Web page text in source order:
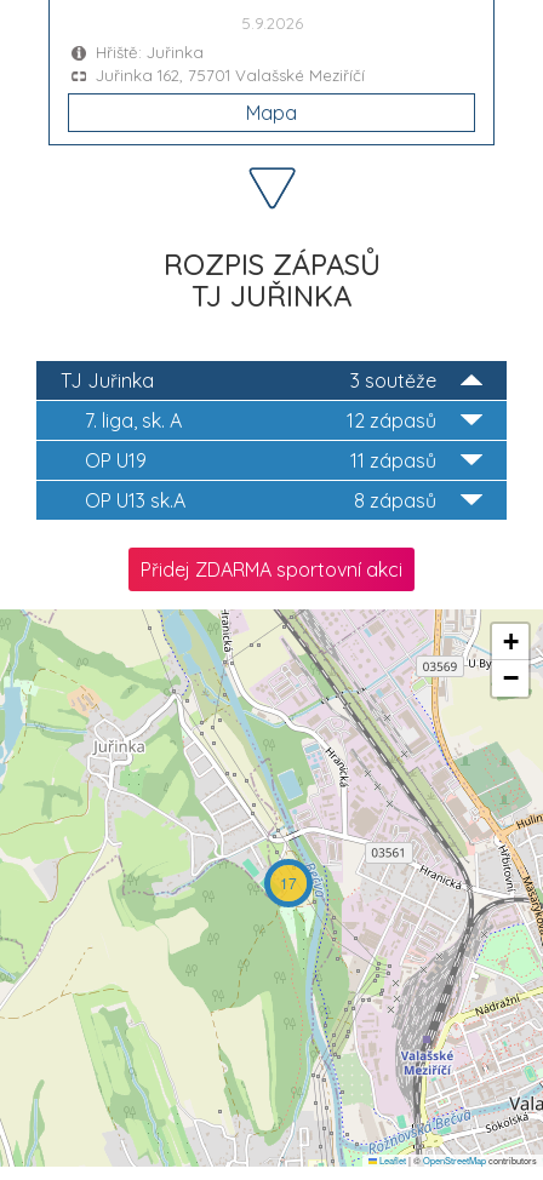
5.9.2026
Hřiště: Juřinka
Juřinka 162, 75701 Valašské Meziříčí
Mapa
ROZPIS ZÁPASŮ
TJ JUŘINKA
3 soutěže
TJ Juřinka
12 zápasů
7. liga, sk. A
11 zápasů
OP U19
8 zápasů
OP U13 sk.A
Přidej ZDARMA sportovní akci
17
+
−
Leaflet|©OpenStreetMapcontributors